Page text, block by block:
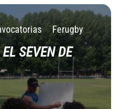
Ferugby
SEVEN DE